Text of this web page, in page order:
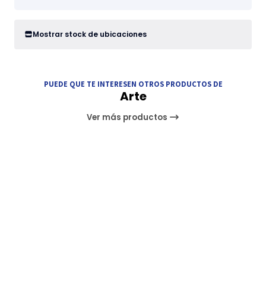
Mostrar stock de ubicaciones
PUEDE QUE TE INTERESEN OTROS PRODUCTOS DE
Arte
Ver más productos